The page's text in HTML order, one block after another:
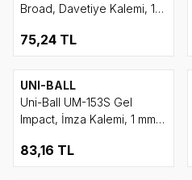
Broad, Davetiye Kalemi, 1
75,24 TL
UNI-BALL
Uni-Ball UM-153S Gel
Impact, İmza Kalemi, 1 mm,
83,16 TL